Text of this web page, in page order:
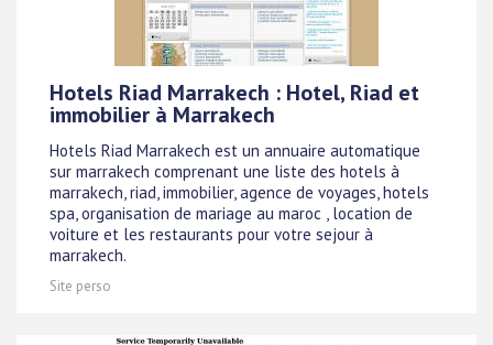
Hotels Riad Marrakech : Hotel, Riad et
immobilier à Marrakech
Hotels Riad Marrakech est un annuaire automatique
sur marrakech comprenant une liste des hotels à
marrakech, riad, immobilier, agence de voyages, hotels
spa, organisation de mariage au maroc , location de
voiture et les restaurants pour votre sejour à
marrakech.
Site perso